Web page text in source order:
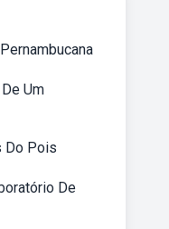
Um
Do Pois
De